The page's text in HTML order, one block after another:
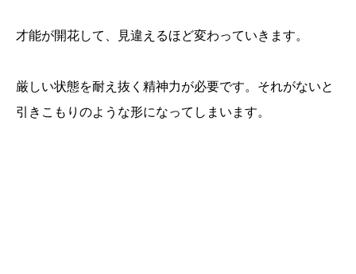
才能が開花して、見違えるほど変わっていきます。
厳しい状態を耐え抜く精神力が必要です。それがないと
引きこもりのような形になってしまいます。